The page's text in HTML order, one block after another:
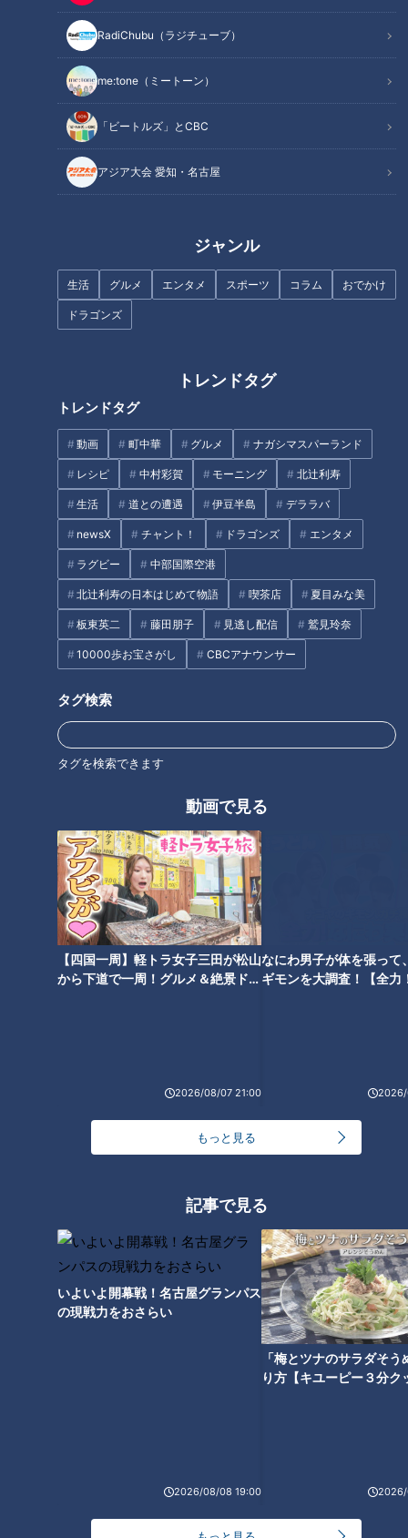
RadiChubu（ラジチューブ）
me:tone（ミートーン）
「ビートルズ」とCBC
アジア大会 愛知・名古屋
ジャンル
生活 グルメ エンタメ スポーツ コラム おでかけ
ドラゴンズ
トレンドタグ
トレンドタグ
動画 町中華 グルメ ナガシマスパーランド
レシピ 中村彩賀 モーニング 北辻利寿
生活 道との遭遇 伊豆半島 デララバ
newsX チャント！ ドラゴンズ エンタメ
ラグビー 中部国際空港
北辻利寿の日本はじめて物語 喫茶店 夏目みな美
板東英二 藤田朋子 見逃し配信 鷲見玲奈
10000歩お宝さがし CBCアナウンサー
タグ検索
タグを検索できます
動画で見る
【四国一周】軽トラ女子三田が松山
から下道で一周！グルメ＆絶景ドラ
2026/08/07 21:00
なにわ男子が体を張って
ギモンを大調査！【全力
2026/
もっと見る
記事で見る
いよいよ開幕戦！名古屋グランパス
の現戦力をおさらい
2026/08/08 19:00
「梅とツナのサラダそう
り方【キユーピー３分ク
2026/
記事に戻る
この記事を見たあなたへのおすすめ
順風満帆の船出となるか？日本
初の女性総理誕生への期待と不
に！？夏の体臭対策2020
「ヒートショック」家の危険ポ
に多発「心筋梗塞」対策
名物のタコが取れない？海水温
上昇で｢死活問題｣に…21歳の漁
師が仕掛けるブランド化戦略
新緑を満喫できる“絶景ブラン
コ”！？毎日クリスマス気分にな
れるツリーハウスも…東海の最
新“絶景スポット”とは
おでかけ よしお兄さん
約“90kg”の天然本マグロを直
送！？家で本格的な漬けマグロ
が味わえる“お手軽シリーズ”と
ニンニクたっぷりの「ドラコン
ラーメン」とは？ボリューム満
点の唐揚げ弁当も！愛知・春日
井市の愛されフードを調査
県大紀町に漁師直営の釣り堀
購入！移住夫婦が三重・名張市
で挑む“夢のお店づくり”の裏側
なぜ東京のIT企業から独学で農
業へ？三重・亀山市で見つけた